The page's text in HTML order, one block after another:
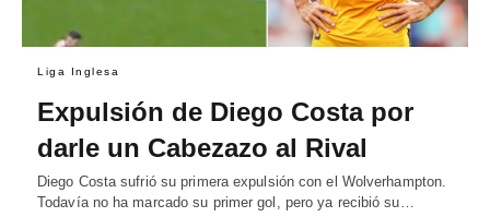
Liga Inglesa
Expulsión de Diego Costa por
darle un Cabezazo al Rival
Diego Costa sufrió su primera expulsión con el Wolverhampton.
Todavía no ha marcado su primer gol, pero ya recibió su…